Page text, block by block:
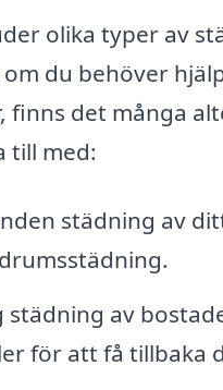
olika typer av
du behöver
finns det många
till med:
städning av
städning av
för att få tillbaka